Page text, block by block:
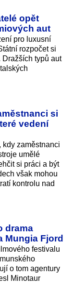
opět
aut
pro luxusní
rozpočet si
typů aut
si
vedení
kdy zaměstnanci
umělé
si práci a být
však mohou
kontrolu nad
drama
Mungia Fjord
festivalu
o tom agentury
Minotaur